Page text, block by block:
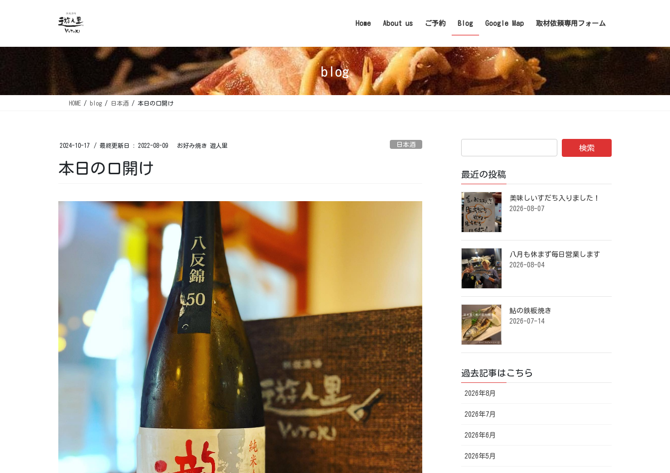
Home About us ご予約 Blog Google Map 取材依頼専用フォーム
blog
HOME blog 日本酒 本日の口開け ⁡
2024-10-17 / 最終更新日 : 2022-08-09 お好み焼き 遊人里 日本酒
本日の口開け ⁡ 最近の投稿
美味しいすだち入りました！ ⁡
2026-08-07
八月も休まず毎日営業します️ ⁡
2026-08-04
鮎の鉄板焼き ⁡
2026-07-14
過去記事はこちら
2026年8月
2026年7月
2026年6月
2026年5月